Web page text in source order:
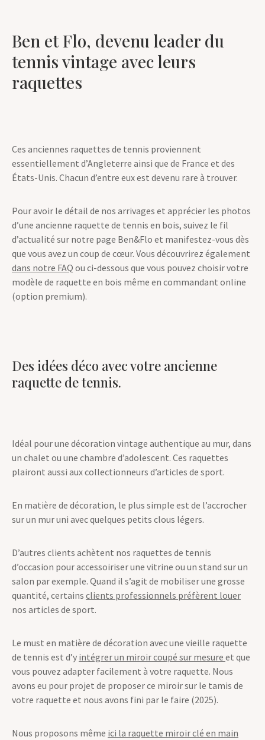
Ben et Flo, devenu leader du
tennis vintage avec leurs
raquettes
Ces anciennes raquettes de tennis proviennent
essentiellement d’Angleterre ainsi que de France et des
États-Unis. Chacun d’entre eux est devenu rare à trouver.
Pour avoir le détail de nos arrivages et apprécier les photos
d’une ancienne raquette de tennis en bois, suivez le fil
d’actualité sur notre page Ben&Flo et manifestez-vous dès
que vous avez un coup de cœur. Vous découvrirez également
dans notre FAQ ou ci-dessous que vous pouvez choisir votre
modèle de raquette en bois même en commandant online
(option premium).
Des idées déco avec votre ancienne
raquette de tennis.
Idéal pour une décoration vintage authentique au mur, dans
un chalet ou une chambre d’adolescent. Ces raquettes
plairont aussi aux collectionneurs d’articles de sport.
En matière de décoration, le plus simple est de l’accrocher
sur un mur uni avec quelques petits clous légers.
D’autres clients achètent nos raquettes de tennis
d’occasion pour accessoiriser une vitrine ou un stand sur un
salon par exemple. Quand il s’agit de mobiliser une grosse
quantité, certains clients professionnels préfèrent louer
nos articles de sport.
Le must en matière de décoration avec une vieille raquette
de tennis est d’y intégrer un miroir coupé sur mesure et que
vous pouvez adapter facilement à votre raquette. Nous
avons eu pour projet de proposer ce miroir sur le tamis de
votre raquette et nous avons fini par le faire (2025).
Nous proposons même ici la raquette miroir clé en main